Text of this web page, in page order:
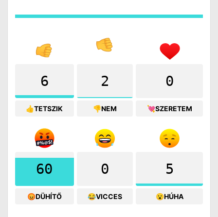
6
👍TETSZIK
2
👎NEM
0
💘SZERETEM
60
😡DÜHÍTŐ
0
😂VICCES
5
😮HÚHA